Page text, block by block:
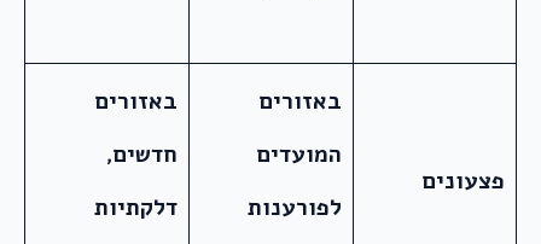
פצעונים
באזורים
המועדים
לפורענות
באזורים
חדשים,
דלקתיות